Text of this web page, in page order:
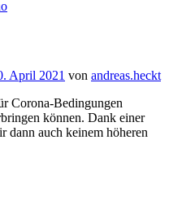
April 2021 von andreas.heckt
Corona-Bedingungen
können. Dank einer
dann auch keinem höheren